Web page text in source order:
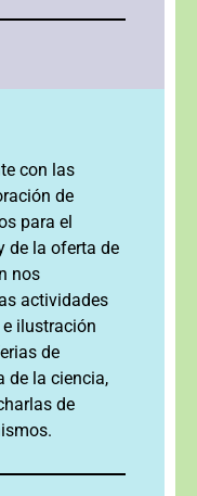
con las
de
para el
de la oferta de
nos
actividades
ilustración
de
de la ciencia,
de